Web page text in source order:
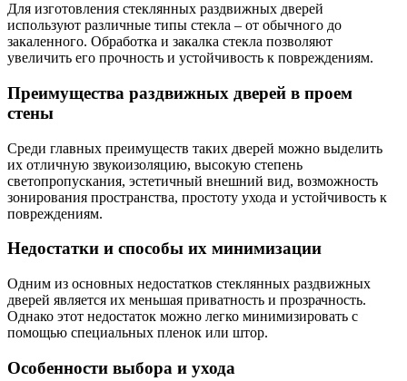
Для изготовления стеклянных раздвижных дверей
используют различные типы стекла – от обычного до
закаленного. Обработка и закалка стекла позволяют
увеличить его прочность и устойчивость к повреждениям.
Преимущества раздвижных дверей в проем
стены
Среди главных преимуществ таких дверей можно выделить
их отличную звукоизоляцию, высокую степень
светопропускания, эстетичный внешний вид, возможность
зонирования пространства, простоту ухода и устойчивость к
повреждениям.
Недостатки и способы их минимизации
Одним из основных недостатков стеклянных раздвижных
дверей является их меньшая приватность и прозрачность.
Однако этот недостаток можно легко минимизировать с
помощью специальных пленок или штор.
Особенности выбора и ухода